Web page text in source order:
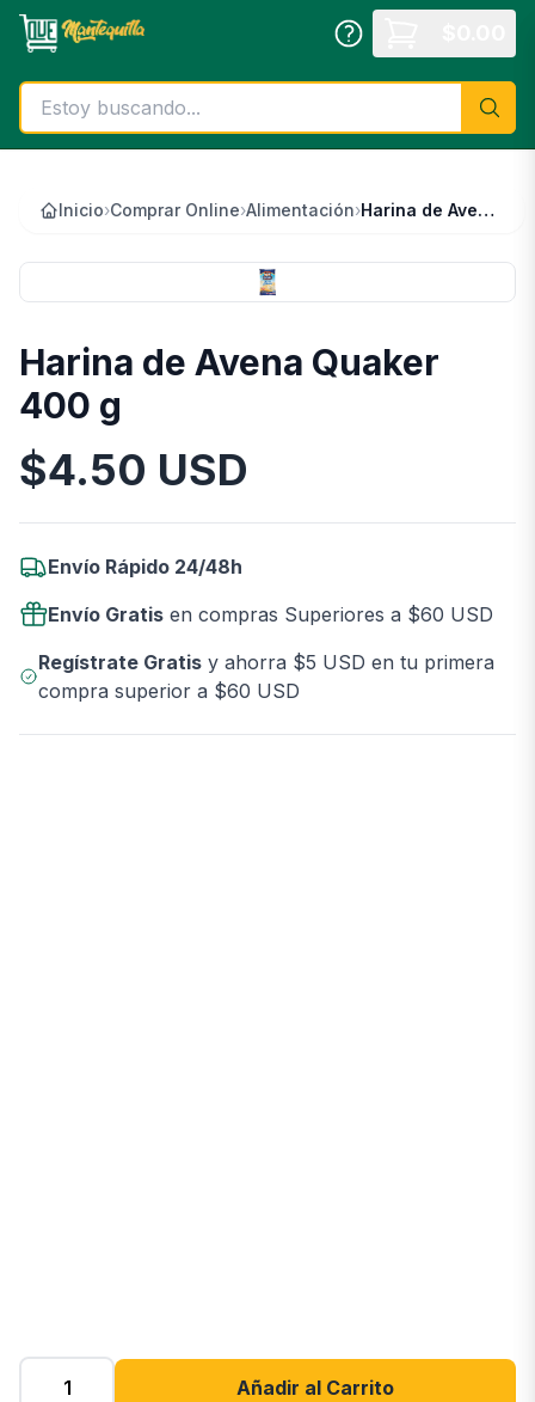
Saltar al contenido principal
Inicio›Comprar Online›Alimentación› Harina de Avena Quaker 400 g
Harina de Avena Quaker
400 g
Información del Producto
$4.50 USD
Envío Rápido 24/48h
Envío Gratis en compras Superiores a $60 USD
Regístrate Gratisy ahorra $5 USD en tu primera
compra superior a $60 USD
Añadir al Carrito